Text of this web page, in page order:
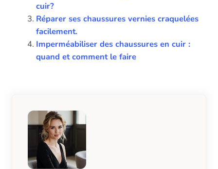
cuir?
Réparer ses chaussures vernies craquelées
facilement.
Imperméabiliser des chaussures en cuir :
quand et comment le faire